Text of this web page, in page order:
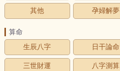
其他 孕婦解夢
算命
生辰八字
日干論命
三世財運 八字測算